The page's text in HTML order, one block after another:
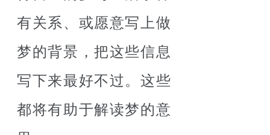
有关系、或愿意写上做
梦的背景，把这些信息
写下来最好不过。这些
都将有助于解读梦的意